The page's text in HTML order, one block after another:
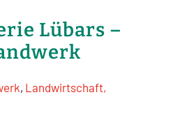
Lübars –
, Landwirtschaft,